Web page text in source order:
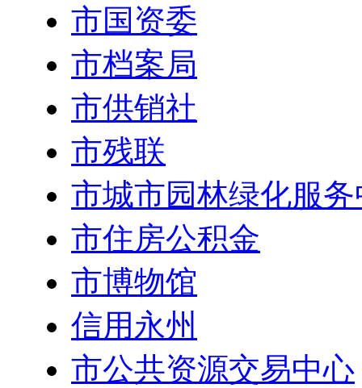
市国资委
市档案局
市供销社
市残联
市城市园林绿化服
市住房公积金
市博物馆
信用永州
市公共资源交易中心